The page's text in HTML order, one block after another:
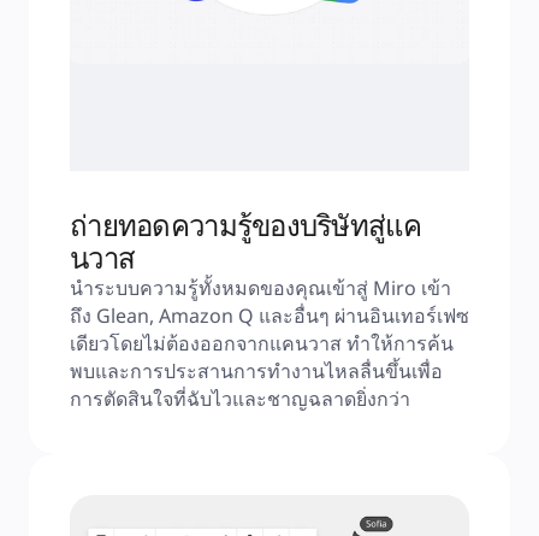
ถ่ายทอดความรู้ของบริษัทสู่แค
นวาส
นำระบบความรู้ทั้งหมดของคุณเข้าสู่ Miro เข้า
ถึง Glean, Amazon Q และอื่นๆ ผ่านอินเทอร์เฟซ
เดียวโดยไม่ต้องออกจากแคนวาส ทำให้การค้น
พบและการประสานการทำงานไหลลื่นขึ้นเพื่อ
การตัดสินใจที่ฉับไวและชาญฉลาดยิ่งกว่า